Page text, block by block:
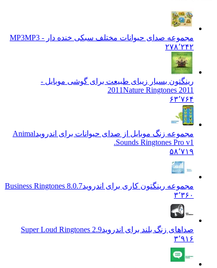
مجموعه صدای حیوانات مختلف سبکی خنده دار - MP3 MP3
۲۷۸٬۲۴۲
رینگتون بسیار زیبای طبیعت برای گوشی موبایل -
2011Nature Ringtones 2011
۶۳٬۷۶۴
مجموعه زنگ موبایل از صدای حیوانات برای اندرویدAnimal
Sounds Ringtones Pro v1.
۵۸٬۷۱۹
مجموعه رینگتون کاری برای اندرویدBusiness Ringtones 8.0.7
۳٬۳۶۰
صداهای زنگ بلند برای اندرویدSuper Loud Ringtones 2.9
۳٬۹۱۶